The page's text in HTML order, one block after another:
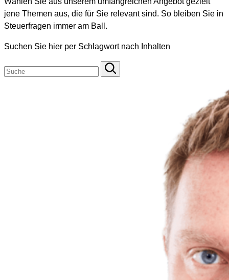
jene Themen aus, die für Sie relevant sind. So bleiben Sie in
Steuerfragen immer am Ball.
Suchen Sie hier per Schlagwort nach Inhalten